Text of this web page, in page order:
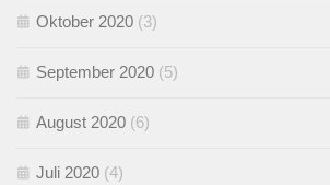
Oktober 2020 (3)
September 2020 (5)
August 2020 (6)
Juli 2020 (4)